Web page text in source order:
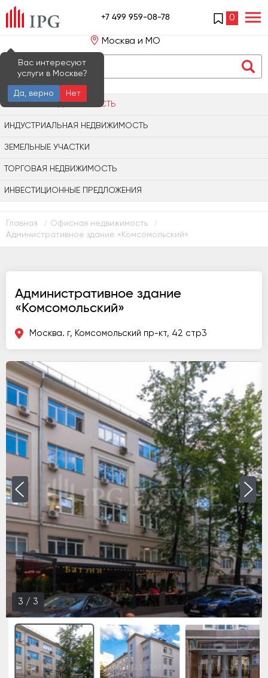
+7 499 959-08-78 0
Москва и МО
Вас интересуют
услуги в Москве?
Да, верно
Нет
ОФИСНАЯ НЕДВИЖИМОСТЬ
ИНДУСТРИАЛЬНАЯ НЕДВИЖИМОСТЬ
ЗЕМЕЛЬНЫЕ УЧАСТКИ
ТОРГОВАЯ НЕДВИЖИМОСТЬ
ИНВЕСТИЦИОННЫЕ ПРЕДЛОЖЕНИЯ
Главная / Офисная недвижимость /
Административное здание «Комсомольский»
Административное здание
«Комсомольский»
Москва. г, Комсомольский пр-кт, 42 стр3
3 / 3